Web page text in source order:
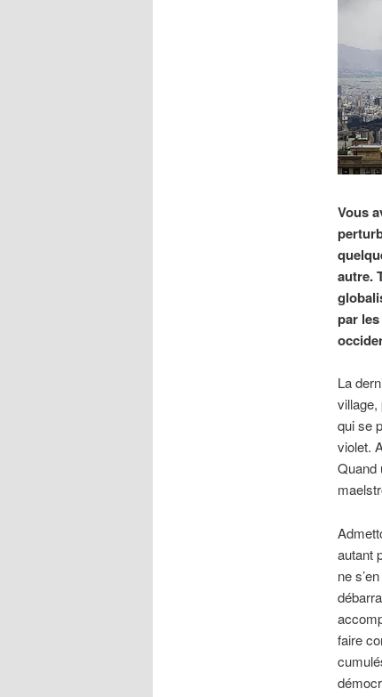
Vous
autre.
par
La
village,
qui se
violet.
Quand
autant
ne
faire